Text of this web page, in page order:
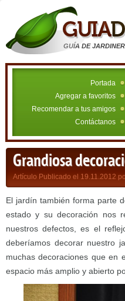
GUÍA DE
Portada
Agregar a favoritos
Recomendar a tus amigos
Contáctanos
Grandiosa
Artículo Publicado el 19.11.2012
El jardín también forma parte
estado y su decoración nos
nuestros defectos, es el
deberíamos decorar nuestro
muchas decoraciones que en
espacio más amplio y abierto